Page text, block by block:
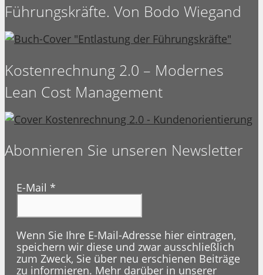
Führungskräfte. Von Bodo Wiegand
Kostenrechnung 2.0 – Modernes
Lean Cost Management
Abonnieren Sie unseren Newsletter
E-Mail *
Wenn Sie Ihre E-Mail-Adresse hier eintragen,
speichern wir diese und zwar ausschließlich
zum Zweck, Sie über neu erschienen Beiträge
zu informieren. Mehr darüber in unserer